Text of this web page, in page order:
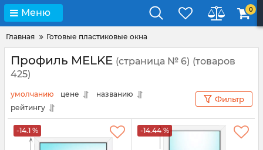
Меню 0
Главная Готовые пластиковые окна
Профиль MELKE (страница № 6) (товаров
425)
умолчанию цене
названию
рейтингу
Фильтр
-14.1 % -14.44 %